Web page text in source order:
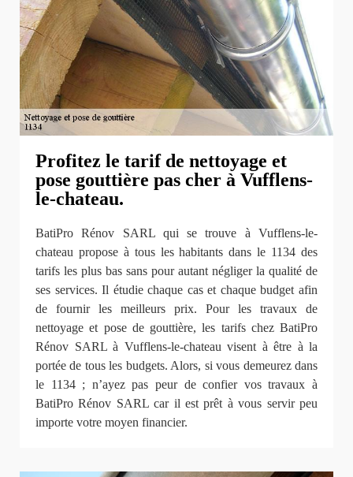
Profitez le tarif de nettoyage et
pose gouttière pas cher à Vufflens-
le-chateau.
BatiPro Rénov SARL qui se trouve à Vufflens-le-
chateau propose à tous les habitants dans le 1134 des
tarifs les plus bas sans pour autant négliger la qualité de
ses services. Il étudie chaque cas et chaque budget afin
de fournir les meilleurs prix. Pour les travaux de
nettoyage et pose de gouttière, les tarifs chez BatiPro
Rénov SARL à Vufflens-le-chateau visent à être à la
portée de tous les budgets. Alors, si vous demeurez dans
le 1134 ; n’ayez pas peur de confier vos travaux à
BatiPro Rénov SARL car il est prêt à vous servir peu
importe votre moyen financier.